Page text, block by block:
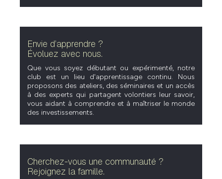
Envie d’apprendre ?
Évoluez avec nous.
Que vous soyez débutant ou expérimenté, notre
club est un lieu d'apprentissage continu. Nous
proposons des ateliers, des séminaires et un accès
à des experts qui partagent volontiers leur savoir,
vous aidant à comprendre et à maîtriser le monde
des investissements.
Cherchez-vous une communauté ?
Rejoignez la famille.